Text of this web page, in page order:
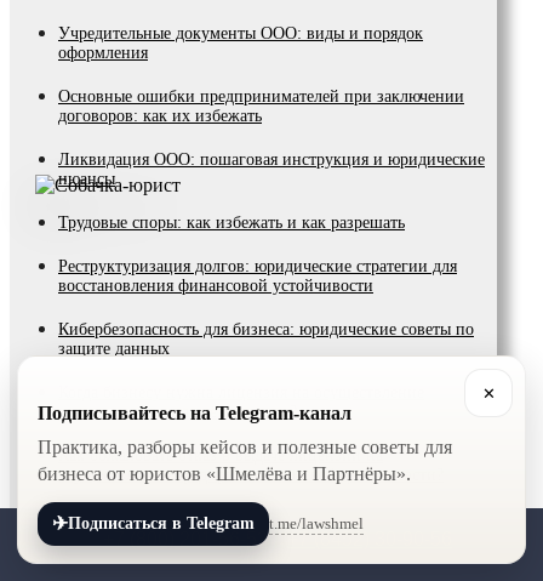
Учредительные документы ООО: виды и порядок
оформления
Основные ошибки предпринимателей при заключении
договоров: как их избежать
Ликвидация ООО: пошаговая инструкция и юридические
нюансы
Трудовые споры: как избежать и как разрешать
Реструктуризация долгов: юридические стратегии для
восстановления финансовой устойчивости
Кибербезопасность для бизнеса: юридические советы по
защите данных
деятельности и как её получить?
Как обжаловать отказ в выдаче лицензии на
осуществления предпринимательской деятельности?
Корпоративный конфликт: как избежать негативного
сценария в корпоративном конфликте?
✕
Подписывайтесь на Telegram-канал
Практика, разборы кейсов и полезные советы для
бизнеса от юристов «Шмелёва и Партнёры».
✈Подписаться в Telegram t.me/lawshmel
+7 (800) 201-56-52 +7 (8452) 30-90-56